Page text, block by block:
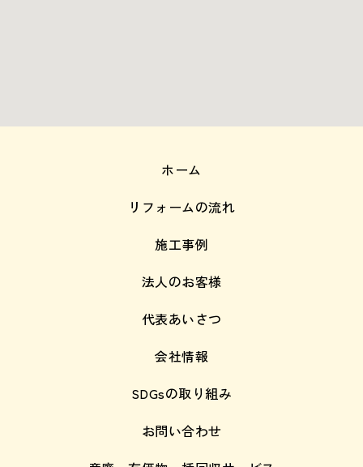
ホーム
リフォームの流れ
施工事例
法人のお客様
代表あいさつ
会社情報
SDGsの取り組み
お問い合わせ